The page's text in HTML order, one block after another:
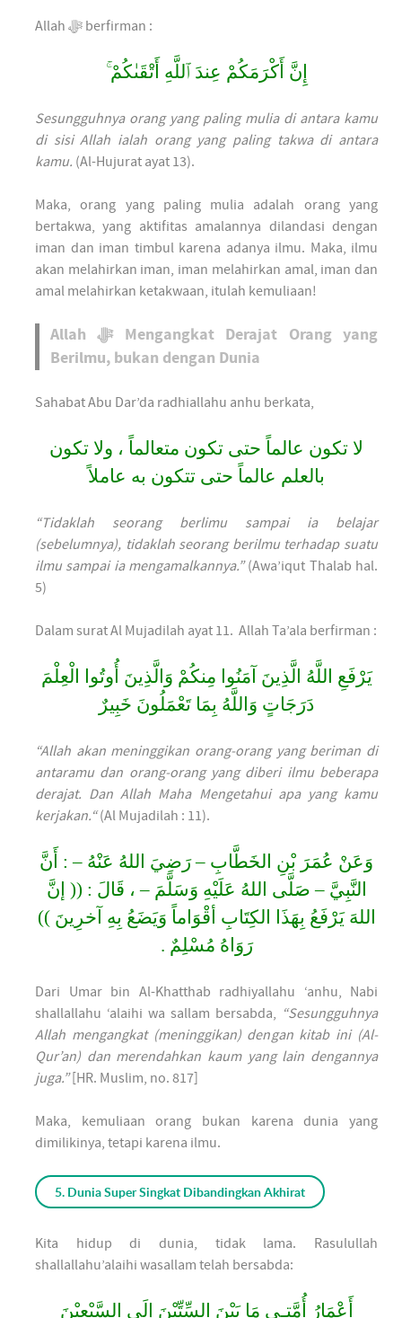
Allah ﷻ berfirman :
إِنَّ أَكْرَمَكُمْ عِندَ ٱللَّهِ أَتْقَىٰكُمْ ۚ
Sesungguhnya orang yang paling mulia di antara kamu
di sisi Allah ialah orang yang paling takwa di antara
kamu. (Al-Hujurat ayat 13).
Maka, orang yang paling mulia adalah orang yang
bertakwa, yang aktifitas amalannya dilandasi dengan
iman dan iman timbul karena adanya ilmu. Maka, ilmu
akan melahirkan iman, iman melahirkan amal, iman dan
amal melahirkan ketakwaan, itulah kemuliaan!
Allah ﷻ Mengangkat Derajat Orang yang
Berilmu, bukan dengan Dunia
Sahabat Abu Dar’da radhiallahu anhu berkata,
لا تكون عالماً حتى تكون متعالماً ، ولا تكون
بالعلم عالماً حتى تتكون به عاملاً
“Tidaklah seorang berlimu sampai ia belajar
(sebelumnya), tidaklah seorang berilmu terhadap suatu
ilmu sampai ia mengamalkannya.”(Awa’iqut Thalab hal.
5)
Dalam surat Al Mujadilah ayat 11. Allah Ta’ala berfirman :
يَرْفَعِ اللَّهُ الَّذِينَ آمَنُوا مِنكُمْ وَالَّذِينَ أُوتُوا الْعِلْمَ
دَرَجَاتٍ وَاللَّهُ بِمَا تَعْمَلُونَ خَبِيرٌ
“Allah akan meninggikan orang-orang yang beriman di
antaramu dan orang-orang yang diberi ilmu beberapa
derajat. Dan Allah Maha Mengetahui apa yang kamu
kerjakan.“(Al Mujadilah : 11).
وَعَنْ عُمَرَ بْنِ الخَطَّابِ – رَضِيَ اللهُ عَنْهُ – : أَنَّ
النَّبِيَّ – صَلَّى اللهُ عَلَيْهِ وَسَلَّمَ – ، قَالَ : (( إنَّ
اللهَ يَرْفَعُ بِهَذَا الكِتَابِ أقْوَاماً وَيَضَعُ بِهِ آخرِينَ ))
رَوَاهُ مُسْلِمٌ .
Dari Umar bin Al-Khatthab radhiyallahu ‘anhu, Nabi
shallallahu ‘alaihi wa sallam bersabda, “Sesungguhnya
Allah mengangkat (meninggikan) dengan kitab ini (Al-
Qur’an) dan merendahkan kaum yang lain dengannya
juga.”[HR. Muslim, no. 817]
Maka, kemuliaan orang bukan karena dunia yang
dimilikinya, tetapi karena ilmu.
5. Dunia Super Singkat Dibandingkan Akhirat
Kita hidup di dunia, tidak lama. Rasulullah
shallallahu’alaihi wasallam telah bersabda:
أَعْمَارُ أُمَّتِـي مَا بَيْنَ السِّتِّيْنَ إِلَى السَّبْعِيْنَ